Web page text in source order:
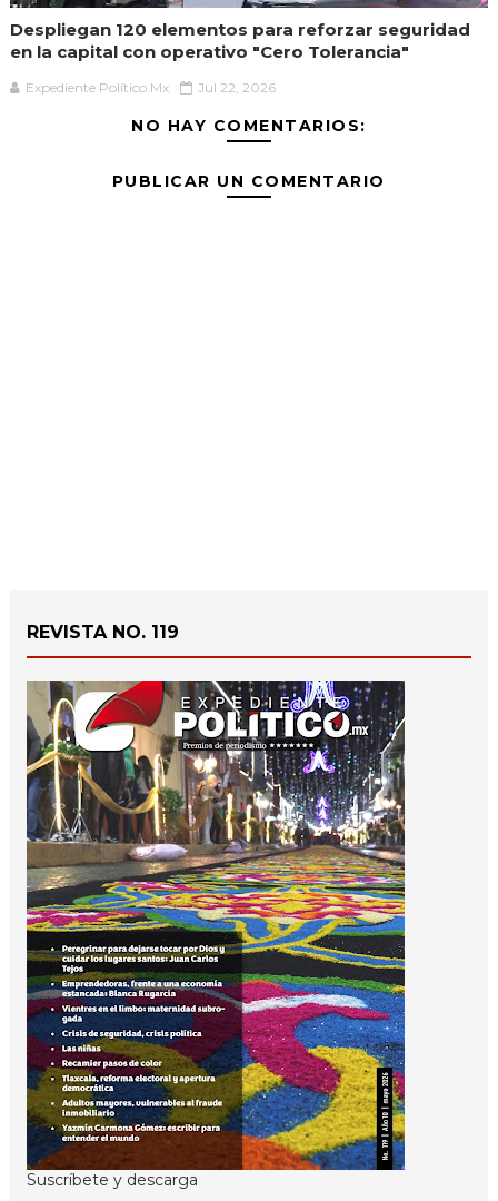
Despliegan 120 elementos para reforzar seguridad
en la capital con operativo "Cero Tolerancia"
Expediente Político.Mx Jul 22, 2026
NO HAY COMENTARIOS:
PUBLICAR UN COMENTARIO
REVISTA NO. 119
Suscríbete y descarga